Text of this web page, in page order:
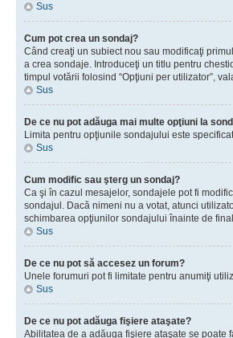
Sus
Cum pot crea un sondaj?
Când creaţi un subiect nou sau modificaţi
a crea sondaje. Introduceţi un titlu pentru
timpul votării folosind “Opţiuni per utilizator”,
Sus
De ce nu pot adăuga mai multe opţiuni la
Limita pentru opţiunile sondajului este
Sus
Cum modific sau şterg un sondaj?
Ca şi în cazul mesajelor, sondajele pot fi
sondajul. Dacă nimeni nu a votat, atunci
schimbarea opţiunilor sondajului înainte de
Sus
De ce nu pot să accesez un forum?
Unele forumuri pot fi limitate pentru anumiţi
Sus
De ce nu pot adăuga fişiere ataşate?
Abilitatea de a adăuga fişiere ataşate se poate